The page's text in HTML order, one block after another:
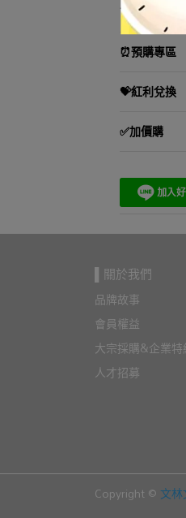
TOMICA小汽
⏰預購專區
💝紅利兌換
✅加價購
▌關於我們
品牌故事
會員權益
大宗採購&企業特
人才招募
Copyright © 文